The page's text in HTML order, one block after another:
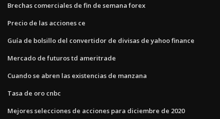
Brechas comerciales de fin de semana forex
Precio de las acciones ce
Guía de bolsillo del convertidor de divisas de yahoo finance
Mercado de futuros td ameritrade
Cuando se abren las existencias de manzana
Tasa de oro cnbc
Mejores selecciones de acciones para diciembre de 2020